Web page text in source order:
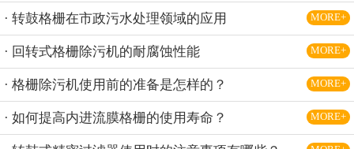
· 转鼓格栅在市政污水处理领域的应用 MORE+
· 回转式格栅除污机的耐腐蚀性能 MORE+
· 格栅除污机使用前的准备是怎样的？ MORE+
· 如何提高内进流膜格栅的使用寿命？ MORE+